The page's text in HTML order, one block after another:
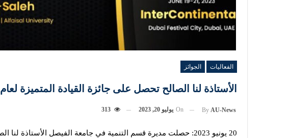
الفعاليات الجوائز
الأستاذة لنا الصالح تحصل على جائزة القيادة المتميزة لعام 2023 من Education 2.0
By AU-News
On يوليو 20, 2023 313